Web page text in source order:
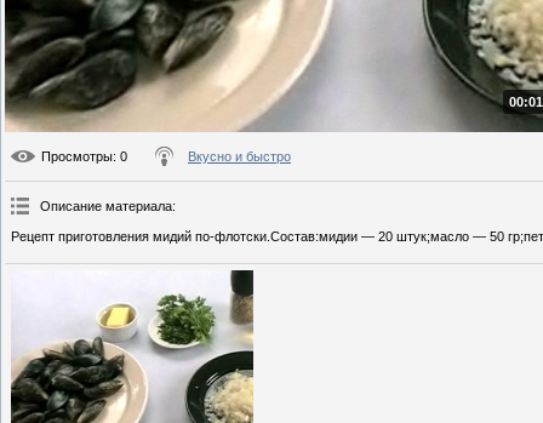
Просмотры: 0 Вкусно и быстро
Описание материала:
Рецепт приготовления мидий по-флотски.Состав:мидии — 20 штук;масло — 50